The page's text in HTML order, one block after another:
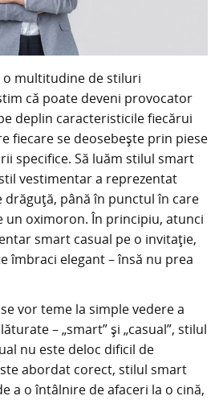
multitudine de stiluri
că poate deveni provocator
deplin caracteristicile fiecărui
fiecare se deosebește prin piese
specifice. Să luăm stilul smart
vestimentar a reprezentat
până în punctul în care
un oximoron. În principiu, atunci
smart casual pe o invitație,
îmbraci elegant – însă nu prea
vor teme la simple vedere a
– „smart” și „casual”, stilul
nu este deloc dificil de
abordat corect, stilul smart
a o întâlnire de afaceri la o cină,